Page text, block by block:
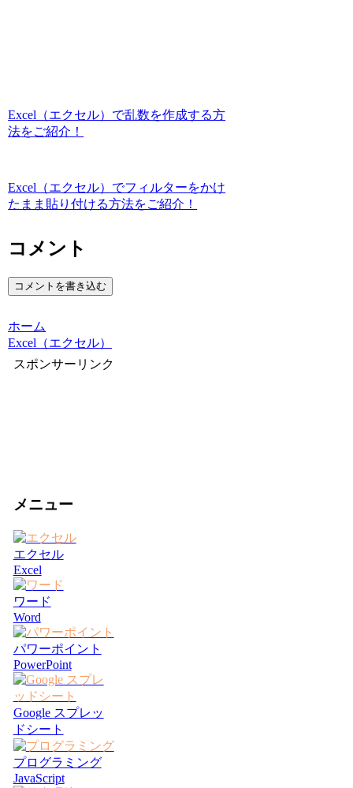
Excel（エクセル）で乱数を作成する方
法をご紹介！
Excel（エクセル）でフィルターをかけ
たまま貼り付ける方法をご紹介！
コメント
コメントを書き込む
ホーム
Excel（エクセル）
スポンサーリンク
メニュー
エクセル
Excel
ワード
Word
パワーポイント
PowerPoint
Google スプレッ
ドシート
プログラミング
JavaScript